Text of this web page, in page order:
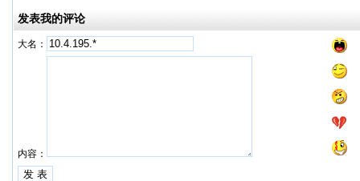
发表我的评论
大名：
内容：